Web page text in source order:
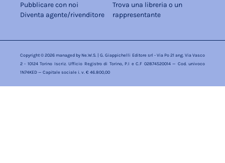
Pubblicare con noi
Diventa agente/rivenditore
Trova una libreria o un
rappresentante
Copyright © 2026 managed by Ne.W.S. | G. Giappichelli Editore srl - Via Po 21 ang. Via Vasco
2 - 10124 Torino Iscriz. Ufficio Registro di Torino, P.I e C.F 02874520014 — Cod. univoco
1N74KED — Capitale sociale i. v. € 46.800,00